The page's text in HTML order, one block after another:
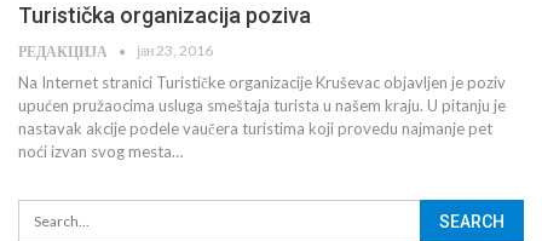
Turistička organizacija poziva
РЕДАКЦИЈА јан 23, 2016
Na Internet stranici Turističke organizacije Kruševac objavljen je poziv
upućen pružaocima usluga smeštaja turista u našem kraju. U pitanju je
nastavak akcije podele vaučera turistima koji provedu najmanje pet
noći izvan svog mesta…